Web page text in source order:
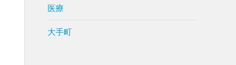
医療
大手町